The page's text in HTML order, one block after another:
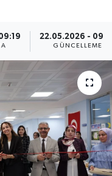
22.05.2026 -
GÜNCELLEME